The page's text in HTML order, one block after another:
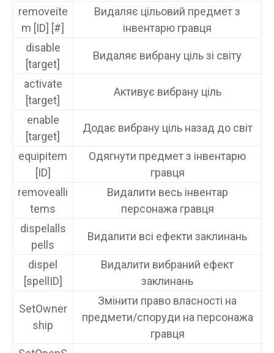
removeite
m [ID] [#]
Видаляє цільовий предмет з
інвентарю гравця
disable
[target]
Видаляє вибрану ціль зі світу
activate
[target]
Активує вибрану ціль
enable
[target]
Додає вибрану ціль назад до світ
equipitem
[ID]
Одягнути предмет з інвентарю
гравця
removealli
tems
Видалити весь інвентар
персонажа гравця
dispelalls
pells
Видалити всі ефекти заклинань
dispel
[spellID]
Видалити вибраний ефект
заклинань
SetOwner
ship
Змінити право власності на
предмети/споруди на персонажа
гравця